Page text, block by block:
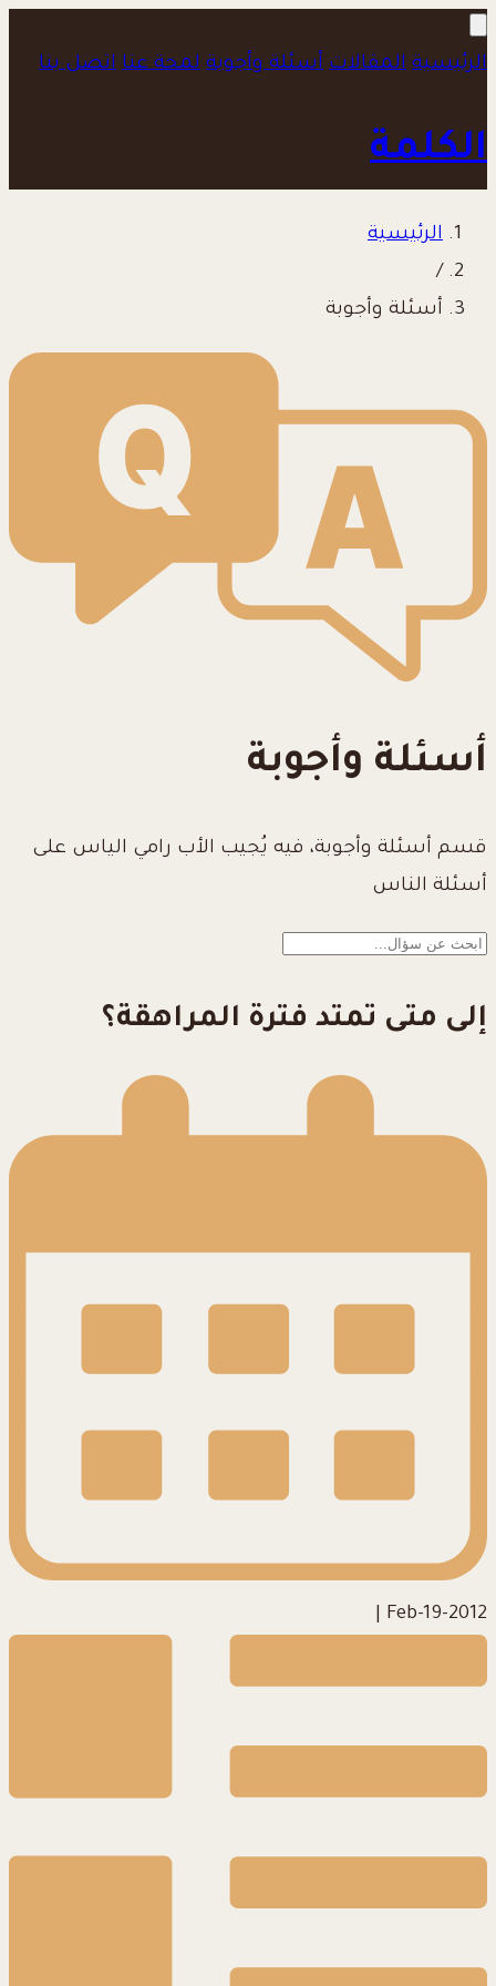
الرئيسية المقالات أسئلة وأجوبة لمحة عنا اتصل بنا
الكلمة
الرئيسية
/
أسئلة وأجوبة
أسئلة وأجوبة
قسم أسئلة وأجوبة، فيه يُجيب الأب رامي الياس على
أسئلة الناس
إلى متى تمتد فترة المراهقة؟
2012-Feb-19